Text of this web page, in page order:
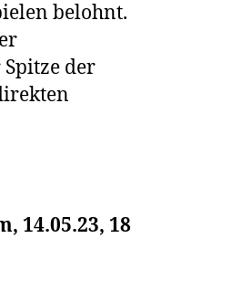
belohnt.
der
14.05.23, 18